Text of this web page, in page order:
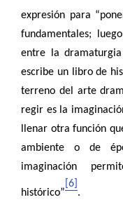
expresión para
fundamentales;
entre la
escribe un libro de
terreno del arte
regir es la
llenar otra función
ambiente o de
imaginación
histórico”
[6]
.